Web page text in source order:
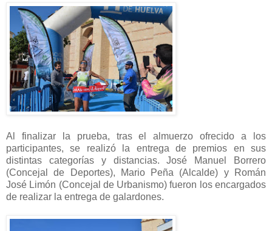
Al finalizar la prueba, tras el almuerzo ofrecido a los
participantes, se realizó la entrega de premios en sus
distintas categorías y distancias. José Manuel Borrero
(Concejal de Deportes), Mario Peña (Alcalde) y Román
José Limón (Concejal de Urbanismo) fueron los encargados
de realizar la entrega de galardones.